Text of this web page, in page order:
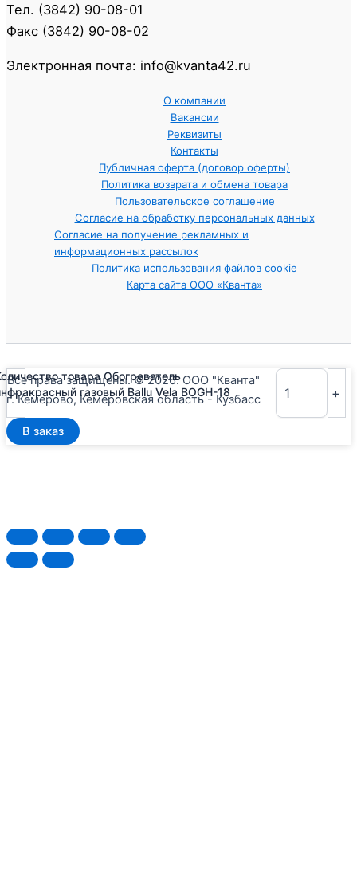
Тел. (3842) 90-08-01
Факс (3842) 90-08-02
Электронная почта: info@kvanta42.ru
О компании
Вакансии
Реквизиты
Контакты
Публичная оферта (договор оферты)
Политика возврата и обмена товара
Пользовательское соглашение
Согласие на обработку персональных данных
Согласие на получение рекламных и
информационных рассылок
Политика использования файлов cookie
Карта сайта ООО «Кванта»
Все права защищены. © 2026. ООО "Кванта"
г. Кемерово, Кемеровская область - Кузбасс
-
товара Обогреватель
газовый Ballu Vela BOGH-18
+
В заказ